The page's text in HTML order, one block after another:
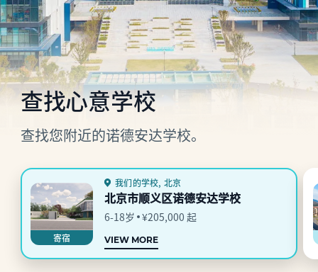
查找心意学校
查找您附近的诺德安达学校。
寄宿
我们的学校, 北京
北京市顺义区诺德安达学校
6-18岁 ¥205,000 起
VIEW MORE